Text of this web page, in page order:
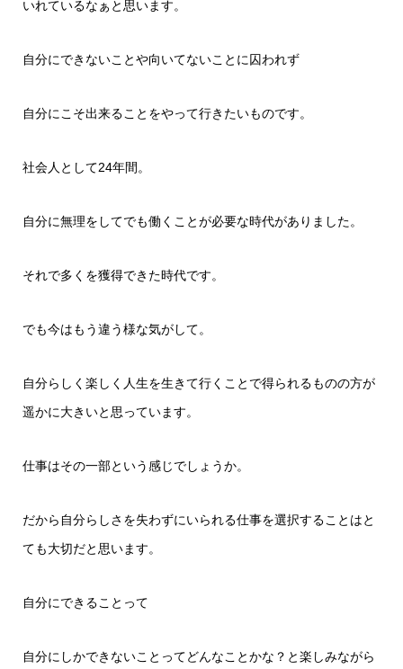
いれているなぁと思います。
自分にできないことや向いてないことに囚われず
自分にこそ出来ることをやって行きたいものです。
社会人として24年間。
自分に無理をしてでも働くことが必要な時代がありました。
それで多くを獲得できた時代です。
でも今はもう違う様な気がして。
自分らしく楽しく人生を生きて行くことで得られるものの方が
遥かに大きいと思っています。
仕事はその一部という感じでしょうか。
だから自分らしさを失わずにいられる仕事を選択することはと
ても大切だと思います。
自分にできることって
自分にしかできないことってどんなことかな？と楽しみながら